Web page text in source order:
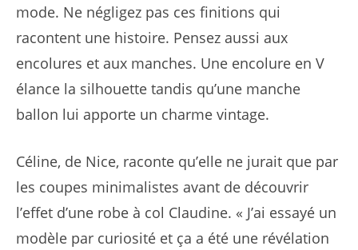
mode. Ne négligez pas ces finitions qui
racontent une histoire. Pensez aussi aux
encolures et aux manches. Une encolure en V
élance la silhouette tandis qu’une manche
ballon lui apporte un charme vintage.
Céline, de Nice, raconte qu’elle ne jurait que par
les coupes minimalistes avant de découvrir
l’effet d’une robe à col Claudine. « J’ai essayé un
modèle par curiosité et ça a été une révélation